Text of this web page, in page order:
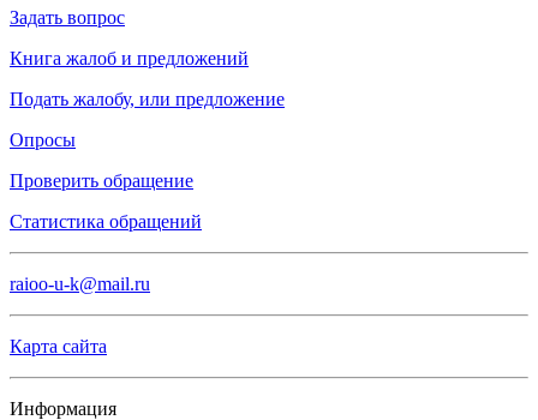
Задать вопрос
Книга жалоб и предложений
Подать жалобу, или предложение
Опросы
Проверить обращение
Статистика обращений
raioo-u-k@mail.ru
Карта сайта
Информация